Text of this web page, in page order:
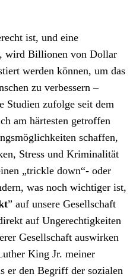
ist, und eine
wird Billionen von Dollar
werden können, um das
zu verbessern –
Studien zufolge seit dem
am härtesten getroffen
schaffen,
Stress und Kriminalität
„trickle down“- oder
was noch wichtiger ist,
” auf unsere Gesellschaft
auf Ungerechtigkeiten
Gesellschaft auswirken
King Jr. meiner
er den Begriff der sozialen